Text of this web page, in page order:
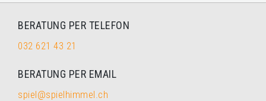
BERATUNG PER TELEFON
032 621 43 21
BERATUNG PER EMAIL
spiel@spielhimmel.ch